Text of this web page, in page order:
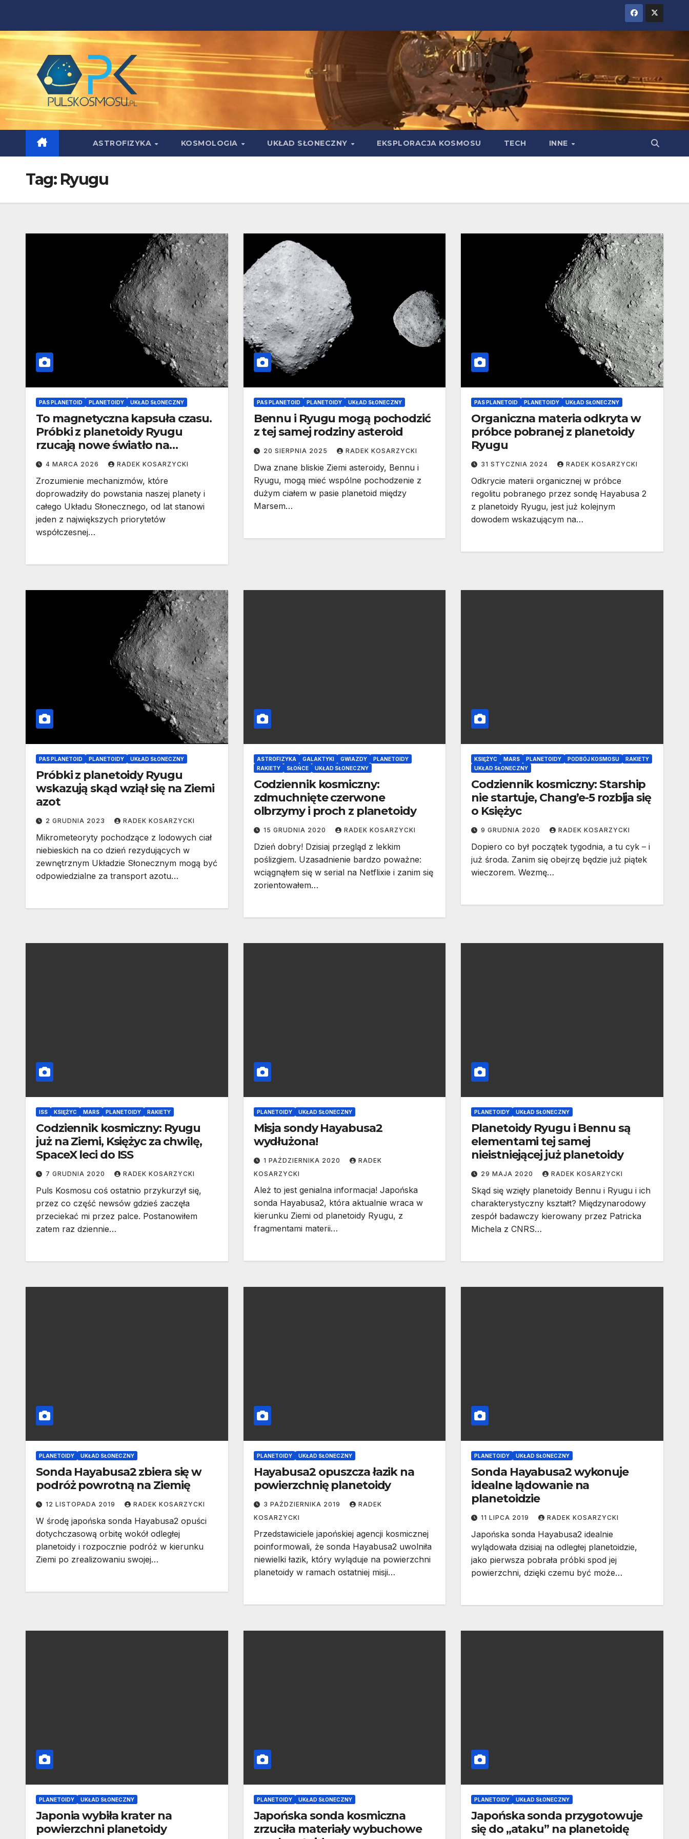
content
ASTROFIZYKA KOSMOLOGIA UKŁAD SŁONECZNY EKSPLORACJA KOSMOSU TECH INNE
Tag: Ryugu
PAS PLANETOID PLANETOIDY UKŁAD SŁONECZNY
To magnetyczna kapsuła czasu.
Próbki z planetoidy Ryugu
rzucają nowe światło na
początki Układu Słonecznego
4 MARCA 2026 RADEK KOSARZYCKI
Zrozumienie mechanizmów, które
doprowadziły do powstania naszej planety i
całego Układu Słonecznego, od lat stanowi
jeden z największych priorytetów
współczesnej…
PAS PLANETOID PLANETOIDY UKŁAD SŁONECZNY
Bennu i Ryugu mogą pochodzić
z tej samej rodziny asteroid
20 SIERPNIA 2025 RADEK KOSARZYCKI
Dwa znane bliskie Ziemi asteroidy, Bennu i
Ryugu, mogą mieć wspólne pochodzenie z
dużym ciałem w pasie planetoid między
Marsem…
PAS PLANETOID PLANETOIDY UKŁAD SŁONECZNY
Organiczna materia odkryta w
próbce pobranej z planetoidy
Ryugu
31 STYCZNIA 2024 RADEK KOSARZYCKI
Odkrycie materii organicznej w próbce
regolitu pobranego przez sondę Hayabusa 2
z planetoidy Ryugu, jest już kolejnym
dowodem wskazującym na…
PAS PLANETOID PLANETOIDY UKŁAD SŁONECZNY
Próbki z planetoidy Ryugu
wskazują skąd wziął się na Ziemi
azot
2 GRUDNIA 2023 RADEK KOSARZYCKI
Mikrometeoryty pochodzące z lodowych ciał
niebieskich na co dzień rezydujących w
zewnętrznym Układzie Słonecznym mogą być
odpowiedzialne za transport azotu…
ASTROFIZYKA GALAKTYKI GWIAZDY
PLANETOIDY
RAKIETY
SŁOŃCE UKŁAD SŁONECZNY
Codziennik kosmiczny:
zdmuchnięte czerwone
olbrzymy i proch z planetoidy
15 GRUDNIA 2020 RADEK KOSARZYCKI
Dzień dobry! Dzisiaj przegląd z lekkim
poślizgiem. Uzasadnienie bardzo poważne:
wciągnąłem się w serial na Netflixie i zanim się
zorientowałem…
KSIĘŻYC MARS PLANETOIDY PODBÓJ KOSMOSU
RAKIETY
UKŁAD SŁONECZNY
Codziennik kosmiczny: Starship
nie startuje, Chang’e-5 rozbija się
o Księżyc
9 GRUDNIA 2020 RADEK KOSARZYCKI
Dopiero co był początek tygodnia, a tu cyk – i
już środa. Zanim się obejrzę będzie już piątek
wieczorem. Wezmę…
ISS KSIĘŻYC MARS PLANETOIDY RAKIETY
Codziennik kosmiczny: Ryugu
już na Ziemi, Księżyc za chwilę,
SpaceX leci do ISS
7 GRUDNIA 2020 RADEK KOSARZYCKI
Puls Kosmosu coś ostatnio przykurzył się,
przez co część newsów gdzieś zaczęła
przeciekać mi przez palce. Postanowiłem
zatem raz dziennie…
PLANETOIDY UKŁAD SŁONECZNY
Misja sondy Hayabusa2
wydłużona!
1 PAŹDZIERNIKA 2020
RADEK
KOSARZYCKI
Ależ to jest genialna informacja! Japońska
sonda Hayabusa2, która aktualnie wraca w
kierunku Ziemi od planetoidy Ryugu, z
fragmentami materii…
PLANETOIDY UKŁAD SŁONECZNY
Planetoidy Ryugu i Bennu są
elementami tej samej
nieistniejącej już planetoidy
29 MAJA 2020 RADEK KOSARZYCKI
Skąd się wzięły planetoidy Bennu i Ryugu i ich
charakterystyczny kształt? Międzynarodowy
zespół badawczy kierowany przez Patricka
Michela z CNRS…
PLANETOIDY UKŁAD SŁONECZNY
Sonda Hayabusa2 zbiera się w
podróż powrotną na Ziemię
12 LISTOPADA 2019 RADEK KOSARZYCKI
W środę japońska sonda Hayabusa2 opuści
dotychczasową orbitę wokół odległej
planetoidy i rozpocznie podróż w kierunku
Ziemi po zrealizowaniu swojej…
PLANETOIDY UKŁAD SŁONECZNY
Hayabusa2 opuszcza łazik na
powierzchnię planetoidy
3 PAŹDZIERNIKA 2019
RADEK
KOSARZYCKI
Przedstawiciele japońskiej agencji kosmicznej
poinformowali, że sonda Hayabusa2 uwolniła
niewielki łazik, który wyląduje na powierzchni
planetoidy w ramach ostatniej misji…
PLANETOIDY UKŁAD SŁONECZNY
Sonda Hayabusa2 wykonuje
idealne lądowanie na
planetoidzie
11 LIPCA 2019 RADEK KOSARZYCKI
Japońska sonda Hayabusa2 idealnie
wylądowała dzisiaj na odległej planetoidzie,
jako pierwsza pobrała próbki spod jej
powierzchni, dzięki czemu być może…
PLANETOIDY UKŁAD SŁONECZNY
Japonia wybiła krater na
powierzchni planetoidy
PLANETOIDY UKŁAD SŁONECZNY
Japońska sonda kosmiczna
zrzuciła materiały wybuchowe
PLANETOIDY UKŁAD SŁONECZNY
Japońska sonda przygotowuje
się do „ataku” na planetoidę